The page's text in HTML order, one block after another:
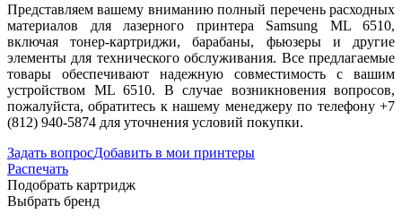
Представляем вашему вниманию полный перечень расходных
материалов для лазерного принтера Samsung ML 6510,
включая тонер-картриджи, барабаны, фьюзеры и другие
элементы для технического обслуживания. Все предлагаемые
товары обеспечивают надежную совместимость с вашим
устройством ML 6510. В случае возникновения вопросов,
пожалуйста, обратитесь к нашему менеджеру по телефону +7
(812) 940-5874 для уточнения условий покупки.
Задать вопросДобавить в мои принтеры
Распечать
Подобрать картридж
Выбрать бренд